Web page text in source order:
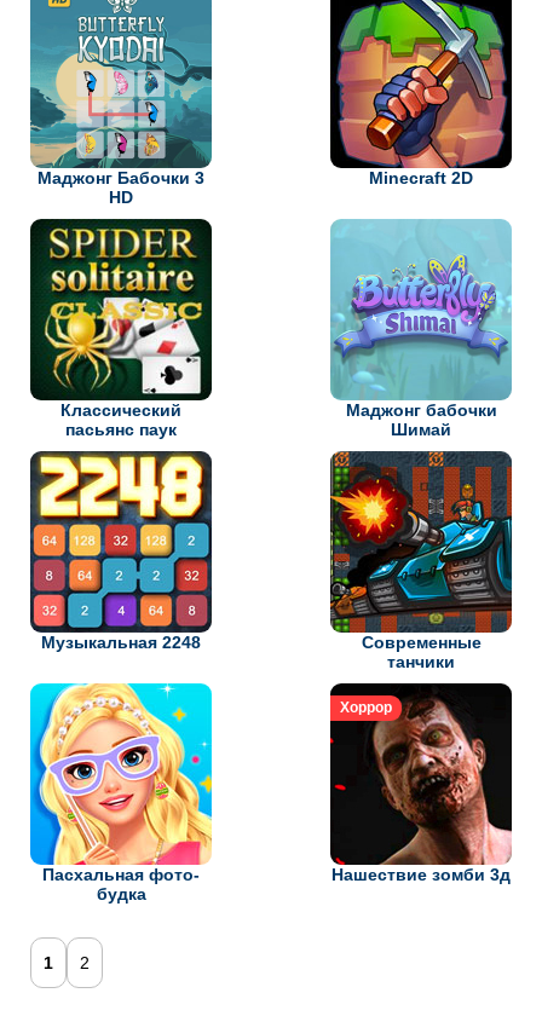
Маджонг Бабочки 3
HD
Minecraft 2D
Классический
пасьянс паук
Маджонг бабочки
Шимай
Музыкальная 2248
Современные
танчики
Пасхальная фото-
будка
Хоррор
Нашествие зомби 3д
1 2